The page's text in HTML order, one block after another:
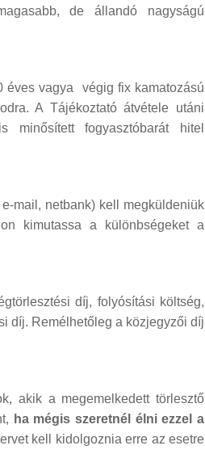
de állandó nagyságú
vagya végig fix kamatozású
A Tájékoztató átvétele utáni
minősített fogyasztóbarát hitel
mail, netbank) kell megküldeniük
kimutassa a különbségeket a
díj, folyósítási költség,
díj. Remélhetőleg a közjegyzői díj
akik a megemelkedett törlesztő
ha mégis szeretnél élni ezzel a
kell kidolgoznia erre az esetre